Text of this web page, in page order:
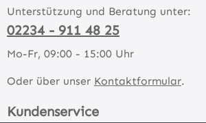
Unterstützung und Beratung unter:
02234 - 911 48 25
Mo-Fr, 09:00 - 15:00 Uhr
Oder über unser Kontaktformular.
Kundenservice